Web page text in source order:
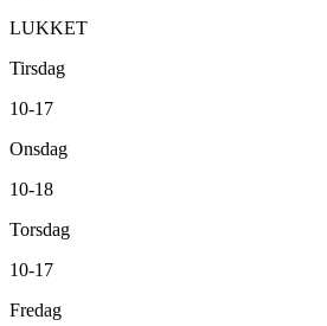
LUKKET
Tirsdag
10-17
Onsdag
10-18
Torsdag
10-17
Fredag